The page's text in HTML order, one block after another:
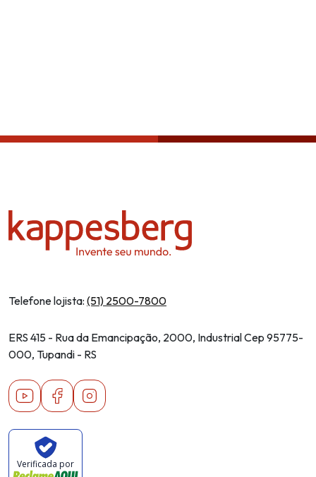
Telefone lojista: (51) 2500-7800
ERS 415 - Rua da Emancipação, 2000, Industrial Cep 95775-
000, Tupandi - RS
YoutubeFacebookInstagram
Verificada por